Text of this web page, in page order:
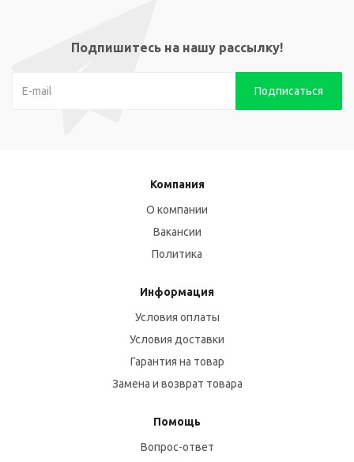
Подпишитесь на нашу рассылку!
Компания
О компании
Вакансии
Политика
Информация
Условия оплаты
Условия доставки
Гарантия на товар
Замена и возврат товара
Помощь
Вопрос-ответ